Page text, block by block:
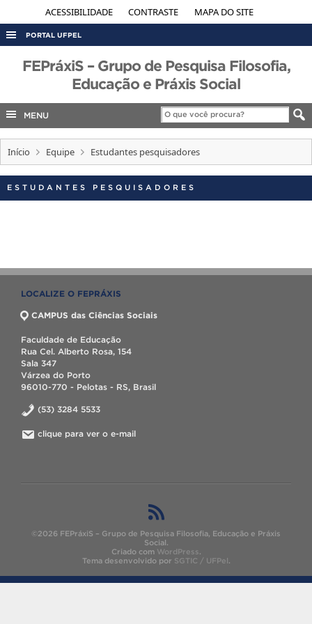
ACESSIBILIDADE CONTRASTE MAPA DO SITE
PORTAL UFPEL
ACESSO À INFORMAÇÃO
CONCURSOS
EDITAIS
INTERNACIONAL
OUVIDORIA
FEPráxiS – Grupo de Pesquisa Filosofia,
Educação e Práxis Social
MENU
Início Equipe Estudantes pesquisadores
ESTUDANTES PESQUISADORES
LOCALIZE O FEPRÁXIS
CAMPUS das Ciências Sociais
Faculdade de Educação
Rua Cel. Alberto Rosa, 154
Sala 347
Várzea do Porto
96010-770 - Pelotas - RS, Brasil
(53) 3284 5533
clique para ver o e-mail
©2026 FEPráxiS – Grupo de Pesquisa Filosofia, Educação e Práxis
Social.
Criado com WordPress.
Tema desenvolvido por SGTIC / UFPel.